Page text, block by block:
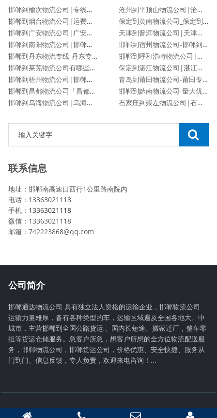
邯郸到榆次物流公司|专线直达
邯郸到烟台物流公司|运费查询
邯郸到广安物流公司|广安专线
邯郸到南阳物流公司|邯郸到南阳货运专线
邯郸到丹东物流专线-丹东专线
邯郸到莱芜物流公司有哪些专线
邯郸到梧州物流公司|邯郸到梧州物流专线
邯郸到昌都物流公司「昌都专线」
邯郸到乌海物流公司|乌海专线
沧州到平顶山物流公司|沧州到平顶山物流专线
保定到黄南物流公司_保定到黄南物流专线
天津到普洱物流公司|天津到普洱物流专线
邯郸到宿州物流公司-邯郸到宿州货运专线
邯郸到呼和浩特物流公司|邯郸到呼和浩特物流专线
保定到湛江物流公司|湛江专线
青岛到莆田物流公司-莆田专线
邯郸到黔南物流公司-量大优惠「价格优惠」
石家庄到崇左物流公司|石家庄到崇左物流专线
联系信息
地址：邯郸南高速口西行1公里路南院内
电话：13363021118
手机： 13363021118
微信：13363021118
邮箱：742223868@qq.com
公司简介
邯郸通达物流公司 具有独立法人资格的运输企业，邯郸物流公司
运输力量雄厚，备有各种类型的车，运输区域遍及全国各地大、中
城市，主营邯郸到全国公路货运,、国内长短途、搬家迁厂，整车零
担等货运仓储服务。急客户所急，想客户所想的全方位物流配送服
务，邯郸物流公司，邯郸货运公司，价格优惠、安全快捷、服务从
门到门、信息反馈，专人负责，欢迎来电咨询！...